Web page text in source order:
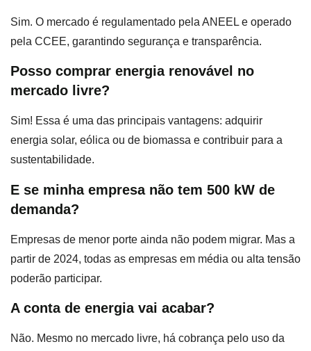
Sim. O mercado é regulamentado pela ANEEL e operado
pela CCEE, garantindo segurança e transparência.
Posso comprar energia renovável no
mercado livre?
Sim! Essa é uma das principais vantagens: adquirir
energia solar, eólica ou de biomassa e contribuir para a
sustentabilidade.
E se minha empresa não tem 500 kW de
demanda?
Empresas de menor porte ainda não podem migrar. Mas a
partir de 2024, todas as empresas em média ou alta tensão
poderão participar.
A conta de energia vai acabar?
Não. Mesmo no mercado livre, há cobrança pelo uso da